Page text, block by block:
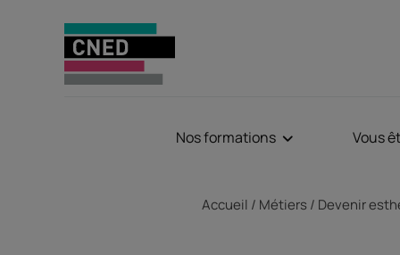
Nos formations Vous
Accueil Métiers Devenir